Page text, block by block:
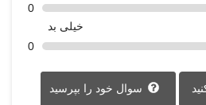
0
خیلی بد
0
سوال خود را بپرسید